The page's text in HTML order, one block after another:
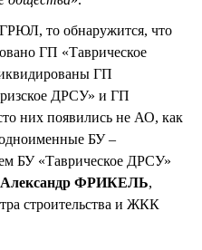
то обнаружится, что
ГП «Таврическое
ГП
ДРСУ» и ГП
них появились не АО, как
БУ –
БУ «Таврическое ДРСУ»
Александр ФРИКЕЛЬ,
строительства и ЖКК